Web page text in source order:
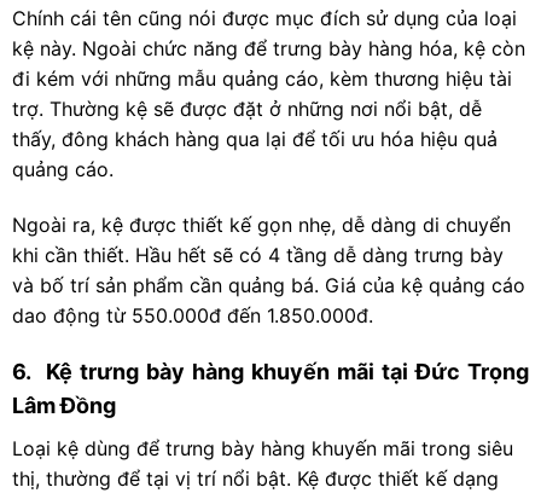
Chính cái tên cũng nói được mục đích sử dụng của loại
kệ này. Ngoài chức năng để trưng bày hàng hóa, kệ còn
đi kém với những mẫu quảng cáo, kèm thương hiệu tài
trợ. Thường kệ sẽ được đặt ở những nơi nổi bật, dễ
thấy, đông khách hàng qua lại để tối ưu hóa hiệu quả
quảng cáo.
Ngoài ra, kệ được thiết kế gọn nhẹ, dễ dàng di chuyển
khi cần thiết. Hầu hết sẽ có 4 tầng dễ dàng trưng bày
và bố trí sản phẩm cần quảng bá. Giá của kệ quảng cáo
dao động từ 550.000đ đến 1.850.000đ.
6. Kệ trưng bày hàng khuyến mãi tại Đức Trọng
Lâm Đồng
Loại kệ dùng để trưng bày hàng khuyến mãi trong siêu
thị, thường để tại vị trí nổi bật. Kệ được thiết kế dạng